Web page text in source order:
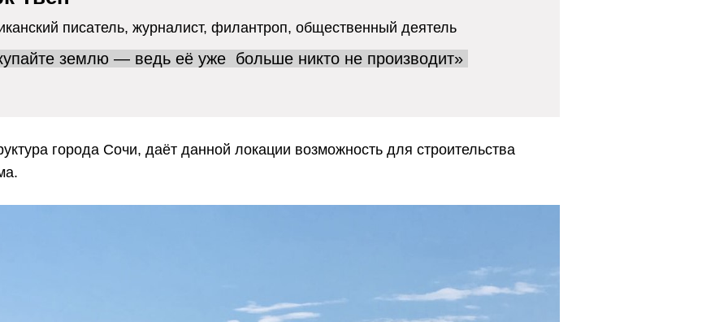
писатель, журналист, филантроп, общественный деятель
землю — ведь её уже больше никто не производит»
города Сочи, даёт данной локации возможность для строительства